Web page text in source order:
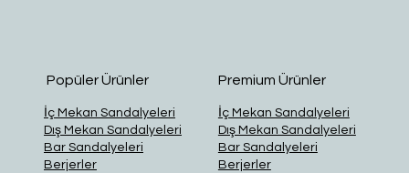
Popüler Ürünler
İç Mekan Sandalyeleri
Dış Mekan Sandalyeleri
Bar Sandalyeleri
Berjerler
Premium Ürünler
İç Mekan Sandalyeleri
Dış Mekan Sandalyeleri
Bar Sandalyeleri
Berjerler